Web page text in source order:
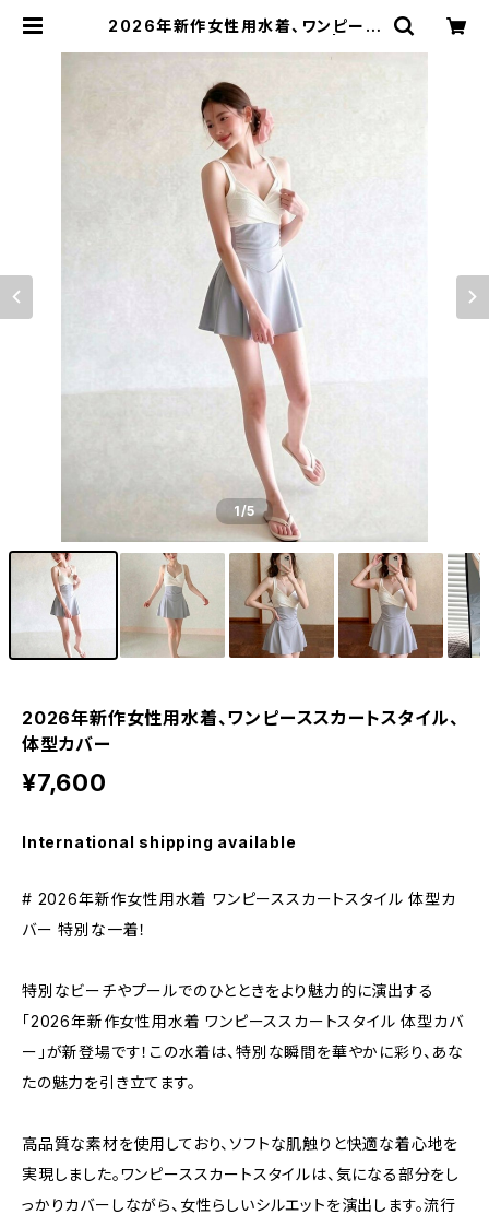
2026年新作女性用水着、ワンピース
al 日本未入荷勢揃い！全品送料無料
です♪
1/5
2026年新作女性用水着、ワンピーススカートスタイル、
体型カバー
¥7,600
International shipping available
# 2026年新作女性用水着 ワンピーススカートスタイル 体型カ
バー 特別な一着！
特別なビーチやプールでのひとときをより魅力的に演出する
「2026年新作女性用水着 ワンピーススカートスタイル 体型カバ
ー」が新登場です！この水着は、特別な瞬間を華やかに彩り、あな
たの魅力を引き立てます。
高品質な素材を使用しており、ソフトな肌触りと快適な着心地を
実現しました。ワンピーススカートスタイルは、気になる部分をし
っかりカバーしながら、女性らしいシルエットを演出します。流行